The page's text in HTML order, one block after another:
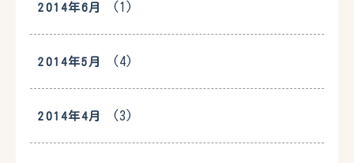
2014年6月 (1)
2014年5月 (4)
2014年4月 (3)